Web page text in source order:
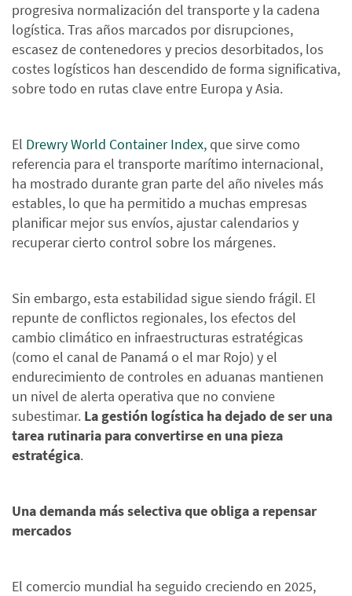
progresiva normalización del transporte y la cadena
logística. Tras años marcados por disrupciones,
escasez de contenedores y precios desorbitados, los
costes logísticos han descendido de forma significativa,
sobre todo en rutas clave entre Europa y Asia.
El Drewry World Container Index,que sirve como
referencia para el transporte marítimo internacional,
ha mostrado durante gran parte del año niveles más
estables, lo que ha permitido a muchas empresas
planificar mejor sus envíos, ajustar calendarios y
recuperar cierto control sobre los márgenes.
Sin embargo, esta estabilidad sigue siendo frágil. El
repunte de conflictos regionales, los efectos del
cambio climático en infraestructuras estratégicas
(como el canal de Panamá o el mar Rojo) y el
endurecimiento de controles en aduanas mantienen
un nivel de alerta operativa que no conviene
subestimar. La gestión logística ha dejado de ser una
tarea rutinaria para convertirse en una pieza
estratégica.
Una demanda más selectiva que obliga a repensar
mercados
El comercio mundial ha seguido creciendo en 2025,